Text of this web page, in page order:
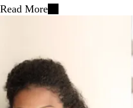
Read More